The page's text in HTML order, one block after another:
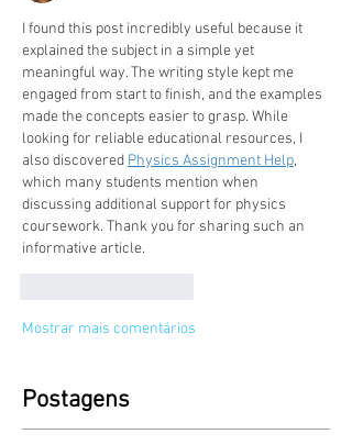
I found this post incredibly useful because it
explained the subject in a simple yet
meaningful way. The writing style kept me
engaged from start to finish, and the examples
made the concepts easier to grasp. While
looking for reliable educational resources, I
also discovered Physics Assignment Help,
which many students mention when
discussing additional support for physics
coursework. Thank you for sharing such an
informative article.
Mostrar mais comentários
Postagens